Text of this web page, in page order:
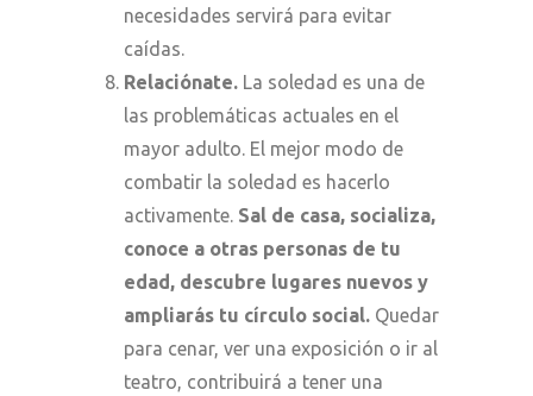
necesidades servirá para evitar
caídas.
Relaciónate. La soledad es una de
las problemáticas actuales en el
mayor adulto. El mejor modo de
combatir la soledad es hacerlo
activamente. Sal de casa, socializa,
conoce a otras personas de tu
edad, descubre lugares nuevos y
ampliarás tu círculo social. Quedar
para cenar, ver una exposición o ir al
teatro, contribuirá a tener una